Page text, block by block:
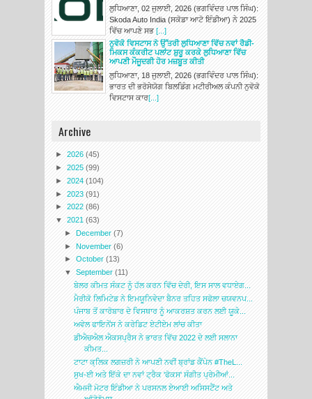
ਲੁਧਿਆਣਾ, 02 ਜੁਲਾਈ, 2026 (ਭਗਵਿੰਦਰ ਪਾਲ ਸਿੰਘ):
Skoda Auto India (ਸਕੋਡਾ ਆਟੋ ਇੰਡੀਆ) ਨੇ 2025
ਵਿੱਚ ਆਪਣੇ ਸਭ [...]
ਨੁਵੋਕੋ ਵਿਸਟਾਸ ਨੇ ਉੱਤਰੀ ਲੁਧਿਆਣਾ ਵਿੱਚ ਨਵਾਂ ਰੈਡੀ-
ਮਿਕਸ ਕੰਕਰੀਟ ਪਲਾਂਟ ਸ਼ੁਰੂ ਕਰਕੇ ਲੁਧਿਆਣਾ ਵਿੱਚ
ਆਪਣੀ ਮੌਜੂਦਗੀ ਹੋਰ ਮਜ਼ਬੂਤ ਕੀਤੀ
ਲੁਧਿਆਣਾ, 18 ਜੁਲਾਈ, 2026 (ਭਗਵਿੰਦਰ ਪਾਲ ਸਿੰਘ):
ਭਾਰਤ ਦੀ ਭਰੋਸੇਯੋਗ ਬਿਲਡਿੰਗ ਮਟੀਰੀਅਲ ਕੰਪਨੀ ਨੁਵੋਕੋ
ਵਿਸਟਾਸ ਕਾਰ[...]
Archive
► 2026 (45)
► 2025 (99)
► 2024 (104)
► 2023 (91)
► 2022 (86)
▼ 2021 (63)
►December(7)
►November(6)
►October(13)
▼September(11)
ਬੇਲਰ ਕੀਮਤ ਸੰਕਟ ਨੂੰ ਹੱਲ ਕਰਨ ਵਿੱਚ ਦੇਰੀ, ਇਸ ਸਾਲ ਵਧਾਏਗ...
ਮੈਰੀਕੋ ਲਿਮਿਟੇਡ ਨੇ ਇਮਯੂਨਿਵੇਦਾ ਬੈਨਰ ਤਹਿਤ ਸਫੋਲਾ ਚਯਵਨਪ...
ਪੰਜਾਬ ਤੋਂ ਕਾਰੋਬਾਰ ਦੇ ਵਿਸਥਾਰ ਨੂੰ ਆਕਰਸ਼ਤ ਕਰਨ ਲਈ ਯੂਕੇ...
ਅਵੇਲ ਫਾਇਨੇਂਸ ਨੇ ਕਰੇਡਿਟ ਏਟੀਏਮ ਲਾਂਚ ਕੀਤਾ
ਡੀਐਚਐਲ ਐਕਸਪ੍ਰੈਸ ਨੇ ਭਾਰਤ ਵਿੱਚ 2022 ਦੇ ਲਈ ਸਲਾਨਾ
ਕੀਮਤ...
ਟਾਟਾ ਕ੍ਲਿਕ ਲਗਜ਼ਰੀ ਨੇ ਆਪਣੀ ਨਵੀਂ ਬ੍ਰਾਂਡ ਕੈਂਪੇਨ #TheL...
ਸੁਖ-ਈ ਅਤੇ ਇੱਕੇ ਦਾ ਨਵਾਂ ਟ੍ਰੈਕ 'ਫੋਕਸ' ਸੰਗੀਤ ਪ੍ਰੇਮੀਆਂ...
ਐਮਜੀ ਮੋਟਰ ਇੰਡੀਆ ਨੇ ਪਰਸਨਲ ਏਆਈ ਅਸਿਸਟੈਂਟ ਅਤੇ